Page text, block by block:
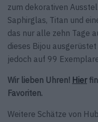
zum dekorativen
Saphirglas, Titan und
das nur alle zehn Tage
dieses Bijou
jedoch auf 99
Wir lieben Uhren! Hier
Favoriten.
Weitere Schätze von